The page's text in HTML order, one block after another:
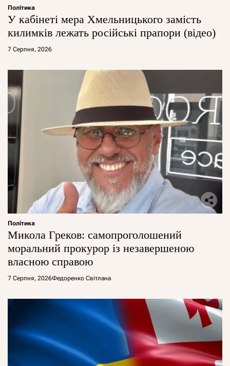
Політика
У кабінеті мера Хмельницького замість
килимків лежать російські прапори (відео)
7 Серпня, 2026
Політика
Микола Греков: самопроголошений
моральний прокурор із незавершеною
власною справою
7 Серпня, 2026Федоренко Світлана